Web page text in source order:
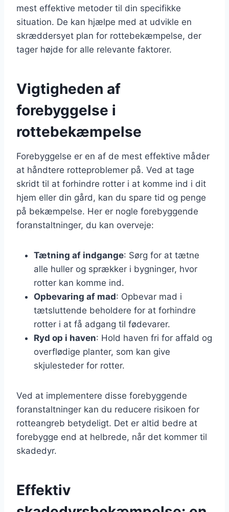
mest effektive metoder til din specifikke
situation. De kan hjælpe med at udvikle en
skræddersyet plan for rottebekæmpelse, der
tager højde for alle relevante faktorer.
Vigtigheden af
forebyggelse i
rottebekæmpelse
Forebyggelse er en af de mest effektive måder
at håndtere rotteproblemer på. Ved at tage
skridt til at forhindre rotter i at komme ind i dit
hjem eller din gård, kan du spare tid og penge
på bekæmpelse. Her er nogle forebyggende
foranstaltninger, du kan overveje:
Tætning af indgange: Sørg for at tætne
alle huller og sprækker i bygninger, hvor
rotter kan komme ind.
Opbevaring af mad: Opbevar mad i
tætsluttende beholdere for at forhindre
rotter i at få adgang til fødevarer.
Ryd op i haven: Hold haven fri for affald og
overflødige planter, som kan give
skjulesteder for rotter.
Ved at implementere disse forebyggende
foranstaltninger kan du reducere risikoen for
rotteangreb betydeligt. Det er altid bedre at
forebygge end at helbrede, når det kommer til
skadedyr.
Effektiv